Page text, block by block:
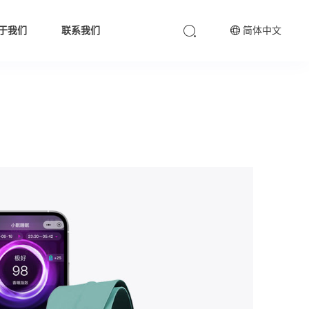
我们 联系我们 简体中文